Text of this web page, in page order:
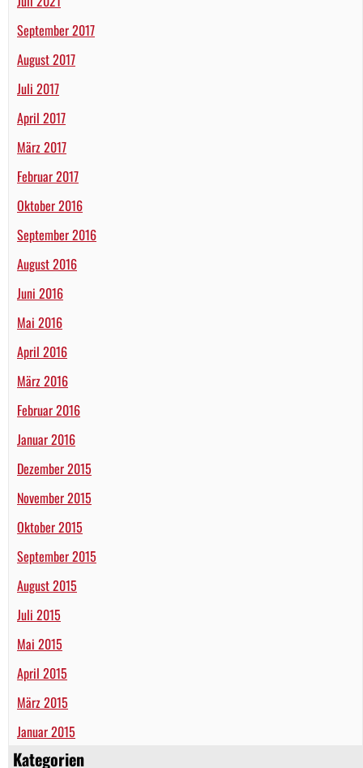
September 2017
August 2017
Juli 2017
April 2017
März 2017
Februar 2017
Oktober 2016
September 2016
August 2016
Juni 2016
Mai 2016
April 2016
März 2016
Februar 2016
Januar 2016
Dezember 2015
November 2015
Oktober 2015
September 2015
August 2015
Juli 2015
Mai 2015
April 2015
März 2015
Januar 2015
Kategorien